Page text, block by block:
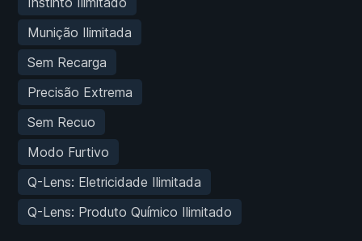
Munição Ilimitada
Sem Recarga
Precisão Extrema
Sem Recuo
Modo Furtivo
Q-Lens: Eletricidade Ilimitada
Q-Lens: Produto Químico Ilimitado